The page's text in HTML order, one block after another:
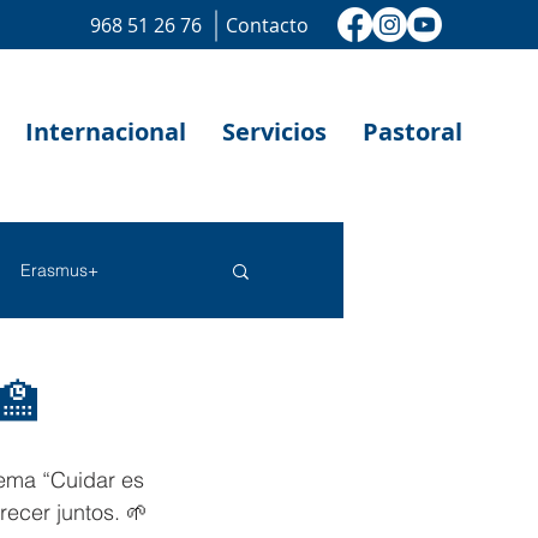
Contacto
968 51 26 76
Internacional Servicios Pastoral
Erasmus+
“Cuidar es
juntos. 🌱